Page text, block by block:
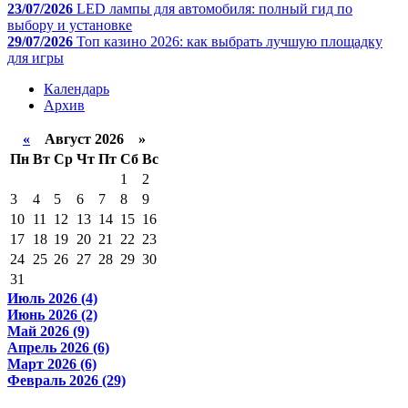
23/07/2026 LED лампы для автомобиля: полный гид по
выбору и установке
29/07/2026 Топ казино 2026: как выбрать лучшую площадку
для игры
Календарь
Архив
« Август 2026 »
Пн Вт Ср Чт Пт Сб Вс
1
2
3
4 5 6 7 8
9
10 11 12 13 14 15 16
17 18 19 20 21 22 23
24 25 26 27 28 29 30
31
Июль 2026 (4)
Июнь 2026 (2)
Май 2026 (9)
Апрель 2026 (6)
Март 2026 (6)
Февраль 2026 (29)